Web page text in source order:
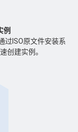
例
过ISO原文件安装系
创建实例。